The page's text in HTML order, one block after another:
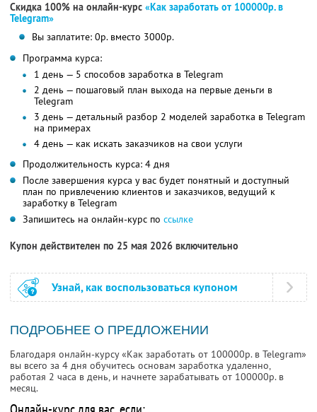
Скидка 100% на онлайн-курс «Как заработать от 100000р. в
Telegram»
Вы заплатите: 0р. вместо 3000р.
Программа курса:
1 день — 5 способов заработка в Telegram
2 день — пошаговый план выхода на первые деньги в
Telegram
3 день — детальный разбор 2 моделей заработка в Telegram
на примерах
4 день — как искать заказчиков на свои услуги
Продолжительность курса: 4 дня
После завершения курса у вас будет понятный и доступный
план по привлечению клиентов и заказчиков, ведущий к
заработку в Telegram
Запишитесь на онлайн-курс по ссылке
Купон действителен по 25 мая 2026 включительно
Узнай, как воспользоваться купоном
ПОДРОБНЕЕ О ПРЕДЛОЖЕНИИ
Благодаря онлайн-курсу «Как заработать от 100000р. в Telegram»
вы всего за 4 дня обучитесь основам заработка удаленно,
работая 2 часа в день, и начнете зарабатывать от 100000р. в
месяц.